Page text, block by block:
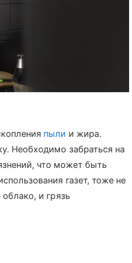
пыли и жира.
Необходимо забраться на
что может быть
газет, тоже не
и грязь